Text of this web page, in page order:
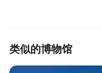
类似的博物馆